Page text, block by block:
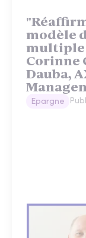
modèle
multiple
Corinne
Dauba,
Epargne